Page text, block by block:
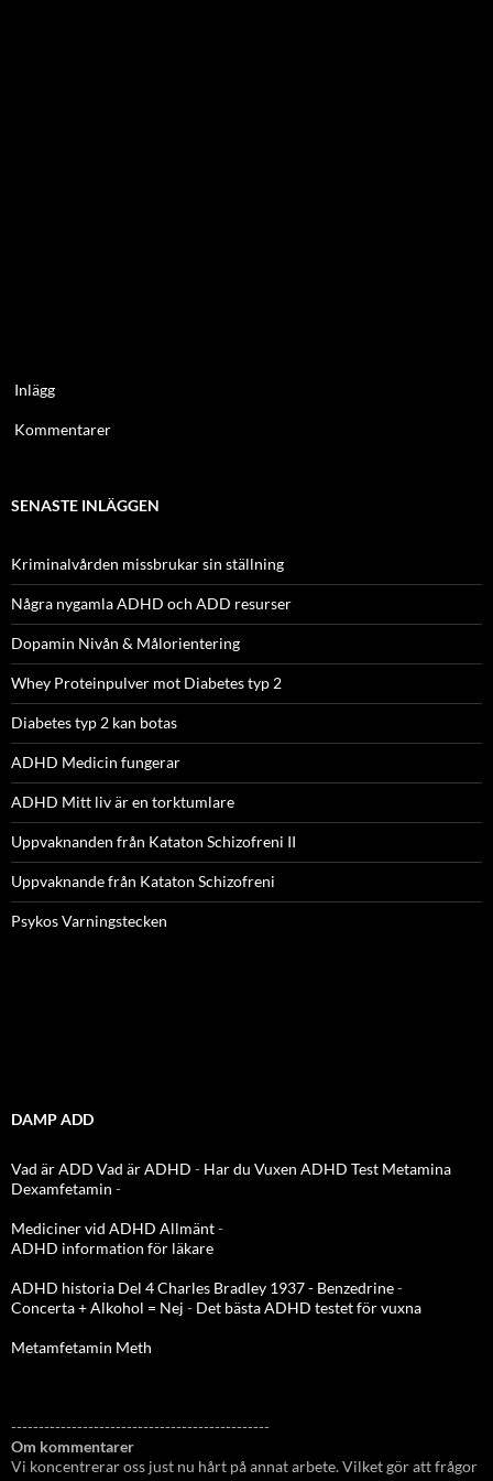
Inlägg
Kommentarer
SENASTE INLÄGGEN
Kriminalvården missbrukar sin ställning
Några nygamla ADHD och ADD resurser
Dopamin Nivån & Målorientering
Whey Proteinpulver mot Diabetes typ 2
Diabetes typ 2 kan botas
ADHD Medicin fungerar
ADHD Mitt liv är en torktumlare
Uppvaknanden från Kataton Schizofreni II
Uppvaknande från Kataton Schizofreni
Psykos Varningstecken
DAMP ADD
Vad är ADD Vad är ADHD - Har du Vuxen ADHD Test Metamina
Dexamfetamin -
Mediciner vid ADHD Allmänt-
ADHD information för läkare
ADHD historia Del 4 Charles Bradley 1937 - Benzedrine-
Concerta + Alkohol = Nej - Det bästa ADHD testet för vuxna
Metamfetamin Meth
-----------------------------------------------
Om kommentarer
Vi koncentrerar oss just nu hårt på annat arbete. Vilket gör att frågor